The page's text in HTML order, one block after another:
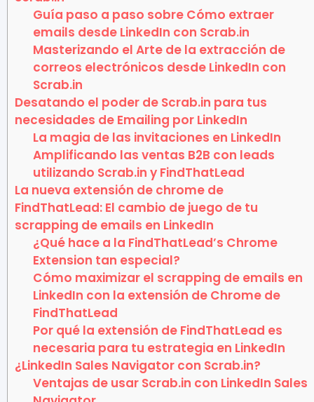
Guía paso a paso sobre Cómo extraer
emails desde LinkedIn con Scrab.in
Masterizando el Arte de la extracción de
correos electrónicos desde LinkedIn con
Scrab.in
Desatando el poder de Scrab.in para tus
necesidades de Emailing por LinkedIn
La magia de las invitaciones en LinkedIn
Amplificando las ventas B2B con leads
utilizando Scrab.in y FindThatLead
La nueva extensión de chrome de
FindThatLead: El cambio de juego de tu
scrapping de emails en LinkedIn
¿Qué hace a la FindThatLead’s Chrome
Extension tan especial?
Cómo maximizar el scrapping de emails en
LinkedIn con la extensión de Chrome de
FindThatLead
Por qué la extensión de FindThatLead es
necesaria para tu estrategia en LinkedIn
¿LinkedIn Sales Navigator con Scrab.in?
Ventajas de usar Scrab.in con LinkedIn Sales